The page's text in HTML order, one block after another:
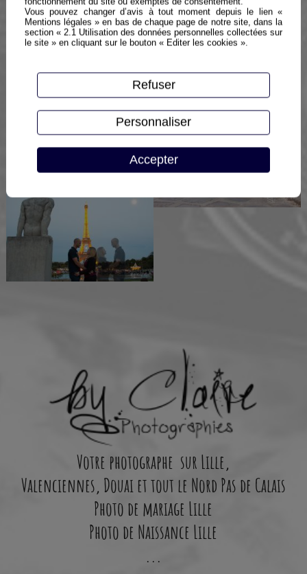
Votre photographe sur Lille,
Valenciennes, Douai et tout le Nord Pas de Calais
Photo de mariage Lille
Photo de Naissance Lille
...
Vous pouvez changer d’avis à tout moment depuis le lien «
Mentions légales » en bas de chaque page de notre site, dans la
section « 2.1 Utilisation des données personnelles collectées sur
le site » en cliquant sur le bouton « Editer les cookies ».
Accepter
Refuser
Personnaliser